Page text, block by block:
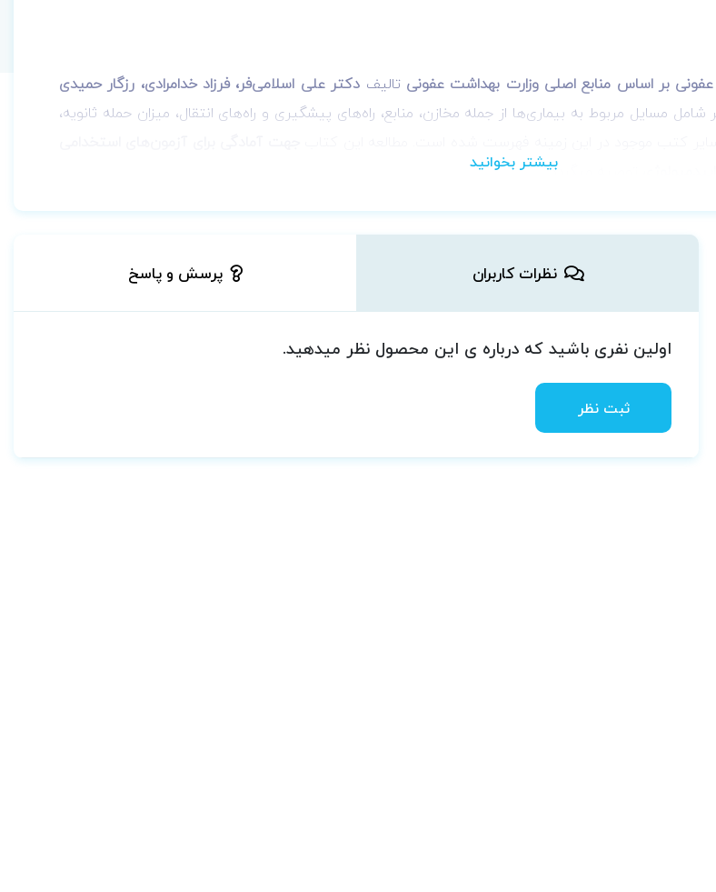
عفونی بر اساس منابع اصلی وزارت بهداشت عفونیتالیف دکتر علی اسلامی‌فر، فرزاد خدامرادی، رزگار حمیدی
مسایل مربوط به بیماری‌ها از جمله مخازن، منابع، راه‌های پیشگیری و راه‌های انتقال، میزان حمله ثانویه،
توصیه میگردد.
نظرات کاربران پرسش و پاسخ
اولین نفری باشید که درباره ی این محصول نظر میدهید.
ثبت نظر